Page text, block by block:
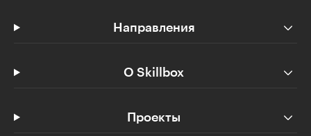
Направления
О Skillbox
Проекты